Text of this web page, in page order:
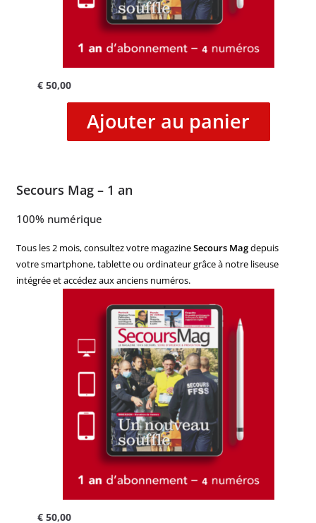
€50,00
Ajouter au panier
Secours Mag – 1 an
100% numérique
Tous les 2 mois, consultez votre magazineSecours Magdepuis
votre smartphone, tablette ou ordinateur grâce à notre liseuse
intégrée et accédez aux anciens numéros.
€50,00